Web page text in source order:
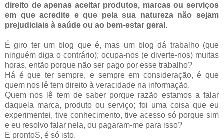
direito de apenas aceitar produtos, marcas ou serviços
em que acredite e que pela sua natureza não sejam
prejudiciais à saúde ou ao bem-estar geral .
É giro ter um blog que é, mas um blog dá trabalho (que
ninguém diga o contrário); ocupa-nos (e diverte-nos) muitas
horas, então porque não ser pago por esse trabalho?
Há é que ter sempre, e sempre em consideração, é que
quem nos lê tem direito à veracidade na informação.
Quem nos lê tem de saber porque razão estamos a falar
daquela marca, produto ou serviço; foi uma coisa que eu
experimentei, tive conhecimento, tive acesso só porque sim
e eu resolvo falar nela, ou pagaram-me para isso?
E prontoS, é só isto.